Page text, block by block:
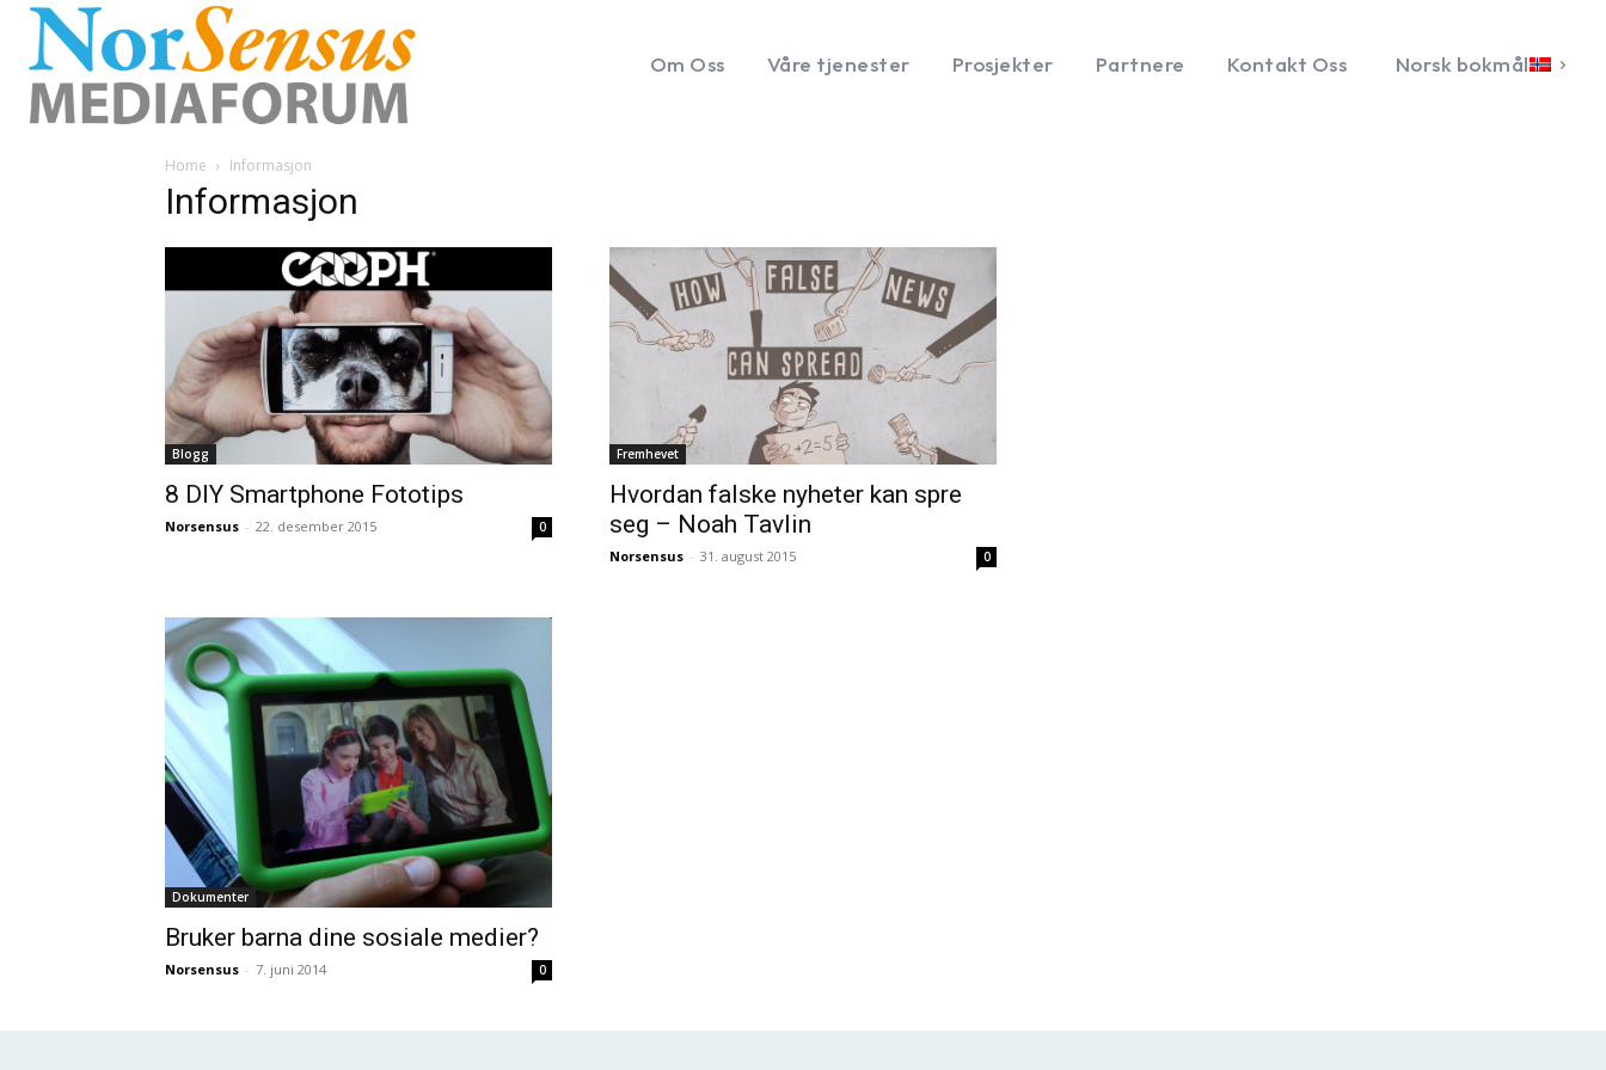
Om Oss Våre tjenester Prosjekter Partnere Kontakt Oss Norsk bokmål
Home Informasjon
Informasjon
Blogg
8 DIY Smartphone Fototips
Norsensus - 22. desember 2015 0
Fremhevet
Hvordan falske nyheter kan spre
seg – Noah Tavlin
Norsensus - 31. august 2015 0
Dokumenter
Bruker barna dine sosiale medier?
Norsensus - 7. juni 2014 0